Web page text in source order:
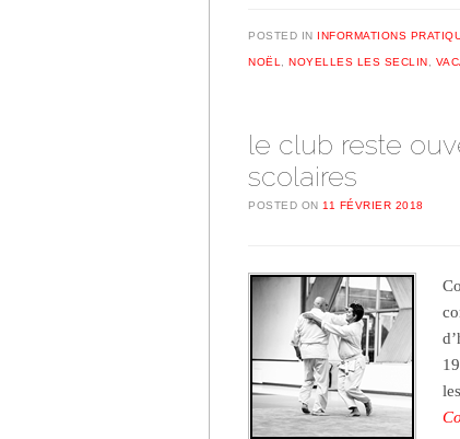
POSTED IN INFORMATIONS
NOËL NOYELLES LES SECLIN
le club reste
scolaires
POSTED ON 11 FÉVRIER 2018